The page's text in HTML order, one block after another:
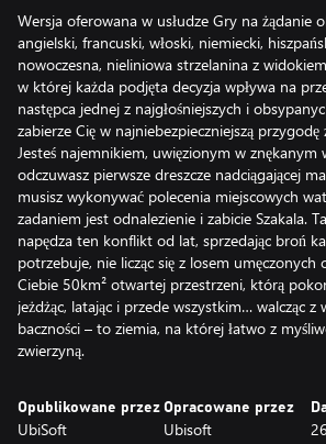
Wersja oferowana w usłudze Gry na żądanie
angielski, francuski, włoski, niemiecki,
nowoczesna, nieliniowa strzelanina z
w której każda podjęta decyzja wpływa na
następca jednej z najgłośniejszych i
zabierze Cię w najniebezpieczniejszą przygodę
Jesteś najemnikiem, uwięzionym w znękanym
odczuwasz pierwsze dreszcze nadciągającej
musisz wykonywać polecenia miejscowych
zadaniem jest odnalezienie i zabicie Szakala.
napędza ten konflikt od lat, sprzedając broń
potrzebuje, nie licząc się z losem umęczonych
Ciebie 50km² otwartej przestrzeni, którą
jeżdżąc, latając i przede wszystkim… walcząc
baczności – to ziemia, na której łatwo z
zwierzyną.
Opublikowane przez
UbiSoft
Opracowane przez
Ubisoft